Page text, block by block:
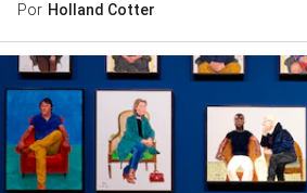
Por Holland Cotter